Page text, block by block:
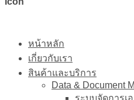
หน้าหลัก
เกี่ยวกับเรา
สินค้าและบริการ
Data & Document
ระบบจัดการเ